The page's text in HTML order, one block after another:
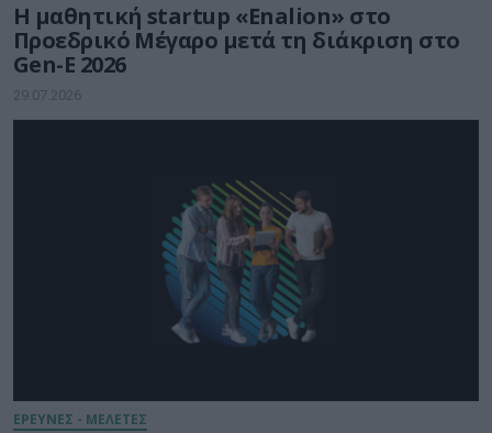
Η μαθητική startup «Enalion» στο
Προεδρικό Μέγαρο μετά τη διάκριση στο
Gen-E 2026
29.07.2026
ΕΡΕΥΝΕΣ - ΜΕΛΕΤΕΣ